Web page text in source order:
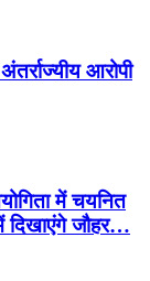
आरोपी
में चयनित
दिखाएंगे जौहर…